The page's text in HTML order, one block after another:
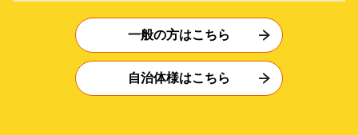
一般の方はこちら
自治体様はこちら